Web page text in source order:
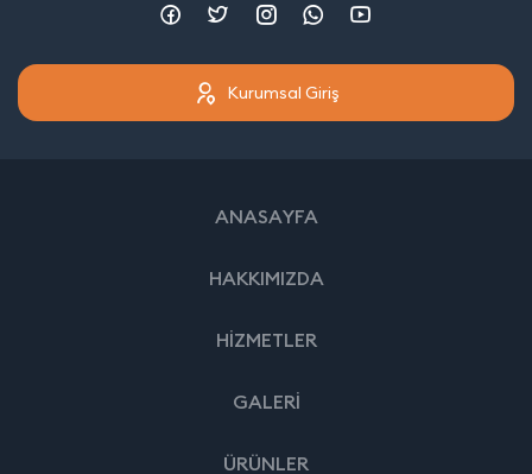
Kurumsal Giriş
ANASAYFA
HAKKIMIZDA
HİZMETLER
GALERİ
ÜRÜNLER